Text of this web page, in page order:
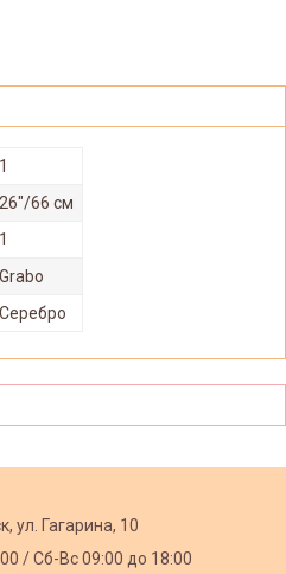
1
26"/66 см
1
Grabo
Серебро
ул. Гагарина, 10
/Сб-Вс 09:00 до 18:00